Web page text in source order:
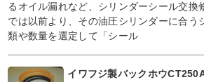
るオイル漏れなど、シリンダーシール交換
では以前より、その油圧シリンダーに合う
類や数量を選定して「シール
イワフジ製バックホウ